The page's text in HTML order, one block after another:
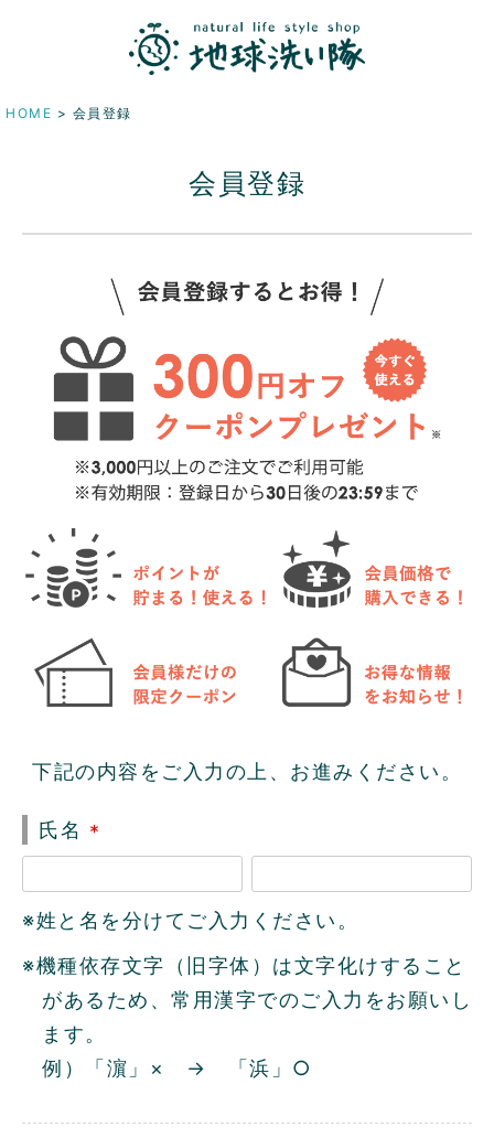
HOME 会員登録
会員登録
下記の内容をご入力の上、お進みください。
氏名
(
必
須
)
※姓と名を分けてご入力ください。
※機種依存文字（旧字体）は文字化けすること
があるため、常用漢字でのご入力をお願いし
ます。
例）「濵」× → 「浜」○